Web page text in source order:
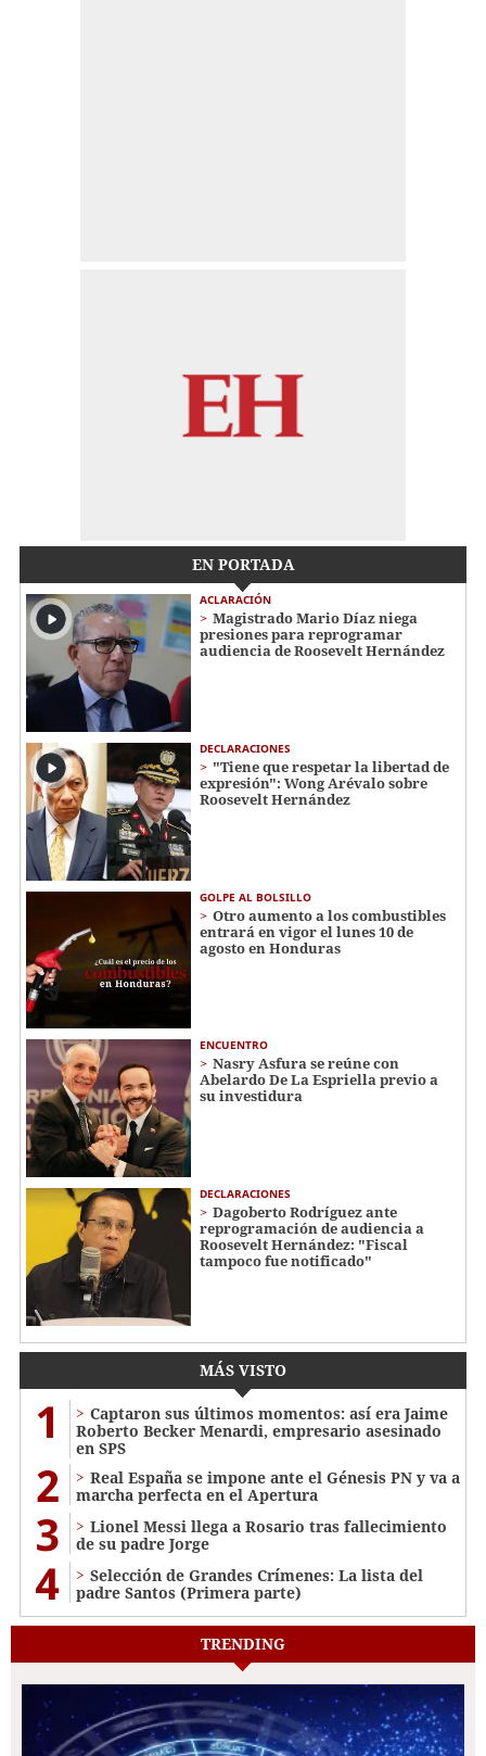
EN PORTADA
ACLARACIÓN
Magistrado Mario Díaz niega
presiones para reprogramar
audiencia de Roosevelt Hernández
DECLARACIONES
"Tiene que respetar la libertad de
expresión": Wong Arévalo sobre
Roosevelt Hernández
GOLPE AL BOLSILLO
Otro aumento a los combustibles
entrará en vigor el lunes 10 de
agosto en Honduras
ENCUENTRO
Nasry Asfura se reúne con
Abelardo De La Espriella previo a
su investidura
DECLARACIONES
Dagoberto Rodríguez ante
reprogramación de audiencia a
Roosevelt Hernández: "Fiscal
tampoco fue notificado"
MÁS VISTO
1
Captaron sus últimos momentos: así era Jaime
Roberto Becker Menardi​​​, empresario asesinado
en SPS
2
Real España se impone ante el Génesis PN y va a
marcha perfecta en el Apertura
3
Lionel Messi llega a Rosario tras fallecimiento
de su padre Jorge
4
Selección de Grandes Crímenes: La lista del
padre Santos (Primera parte)
TRENDING